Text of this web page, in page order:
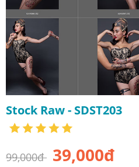
Stock Raw - SDST203
99,000đ 39,000đ